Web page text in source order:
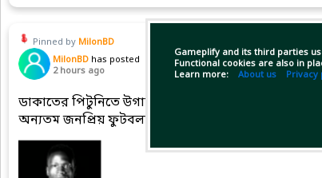
Gameplify and its third parties
Functional cookies are also in
Learn more: About us Privacy
Pinned by MilonBD
MilonBD has posted
2 hours ago
ডাকাতের পিটুনিতে উগান্ডার জনপ্রিয় ফুটবলারের
অন্যতম জনপ্রিয় ফুটবলার ডেভিড ওয়োরি। ২৭ বছর বয়সী